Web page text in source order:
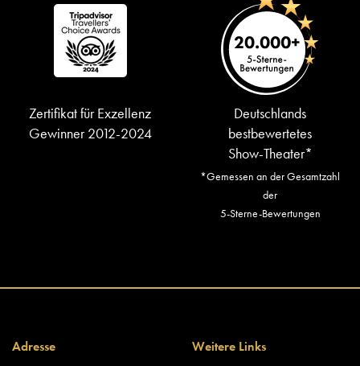
Zertifikat für Exzellenz
Gewinner 2012-2024
Deutschlands
bestbewertetes
Show-Theater*
*Gemessen an der Gesamtzahl
der
5-Sterne-Bewertungen
Adresse Weitere Links